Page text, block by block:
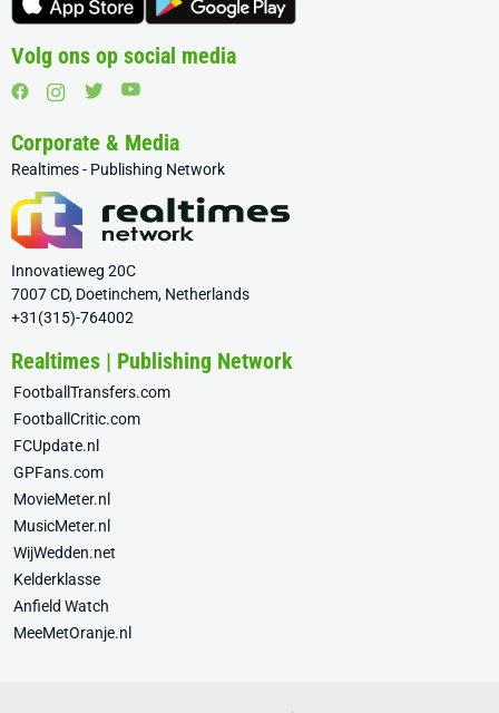
Volg ons op social media
Corporate & Media
Realtimes - Publishing Network
Innovatieweg 20C
7007 CD, Doetinchem, Netherlands
+31(315)-764002
Realtimes | Publishing Network
FootballTransfers.com
FootballCritic.com
FCUpdate.nl
GPFans.com
MovieMeter.nl
MusicMeter.nl
WijWedden.net
Kelderklasse
Anfield Watch
MeeMetOranje.nl